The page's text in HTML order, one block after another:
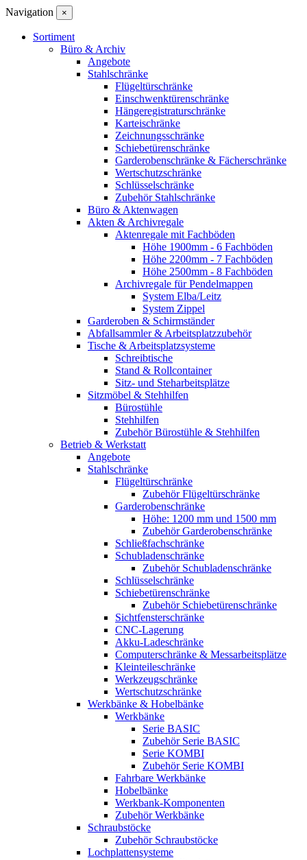
Navigation ×
Sortiment
Büro & Archiv
Angebote
Stahlschränke
Flügeltürschränke
Einschwenktürenschränke
Hängeregistraturschränke
Karteischränke
Zeichnungsschränke
Schiebetürenschränke
Garderobenschränke & Fächerschränke
Wertschutzschränke
Schlüsselschränke
Zubehör Stahlschränke
Büro & Aktenwagen
Akten & Archivregale
Aktenregale mit Fachböden
Höhe 1900mm - 6 Fachböden
Höhe 2200mm - 7 Fachböden
Höhe 2500mm - 8 Fachböden
Archivregale für Pendelmappen
System Elba/Leitz
System Zippel
Garderoben & Schirmständer
Abfallsammler & Arbeitsplatzzubehör
Tische & Arbeitsplatzsysteme
Schreibtische
Stand & Rollcontainer
Sitz- und Steharbeitsplätze
Sitzmöbel & Stehhilfen
Bürostühle
Stehhilfen
Zubehör Bürostühle & Stehhilfen
Betrieb & Werkstatt
Angebote
Stahlschränke
Flügeltürschränke
Zubehör Flügeltürschränke
Garderobenschränke
Höhe: 1200 mm und 1500 mm
Zubehör Garderobenschränke
Schließfachschränke
Schubladenschränke
Zubehör Schubladenschränke
Schlüsselschränke
Schiebetürenschränke
Zubehör Schiebetürenschränke
Sichtfensterschränke
CNC-Lagerung
Akku-Ladeschränke
Computerschränke & Messarbeitsplätze
Kleinteileschränke
Werkzeugschränke
Wertschutzschränke
Werkbänke & Hobelbänke
Werkbänke
Serie BASIC
Zubehör Serie BASIC
Serie KOMBI
Zubehör Serie KOMBI
Fahrbare Werkbänke
Hobelbänke
Werkbank-Komponenten
Zubehör Werkbänke
Schraubstöcke
Zubehör Schraubstöcke
Lochplattensysteme